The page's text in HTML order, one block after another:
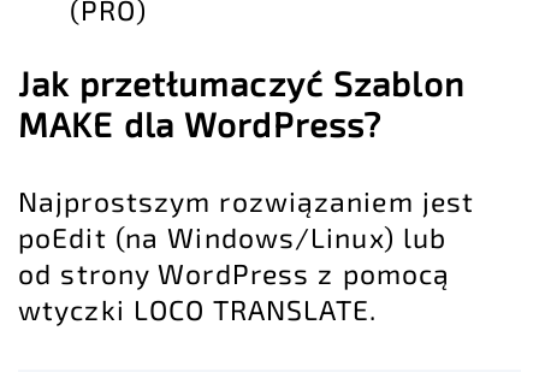
(PRO)
Jak przetłumaczyć Szablon
MAKE dla WordPress?
Najprostszym rozwiązaniem jest
poEdit (na Windows/Linux) lub
od strony WordPress z pomocą
wtyczki LOCO TRANSLATE.